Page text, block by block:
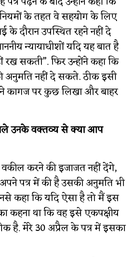
नियमों के तहत वे सहयोग के लिए
के दौरान उपस्थित रहने नहीं दे
न्यायाधीशों यदि यह बात है
रख सकती”. फिर उन्होंने कहा कि
नहीं दे सकते. ठीक इसी
कागज पर कुछ लिखा और बाहर
उनके वक्तव्य से क्या आप
करने की इजाजत नहीं देंगे,
पत्र में की है उसकी अनुमति भी
कहा कि यदि ऐसा है तो मैं इस
कहना था कि वह इसे एकपक्षीय
है. मेरे 30 अप्रैल के पत्र में इसका